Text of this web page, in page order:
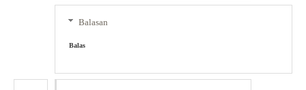
Balasan
Balas